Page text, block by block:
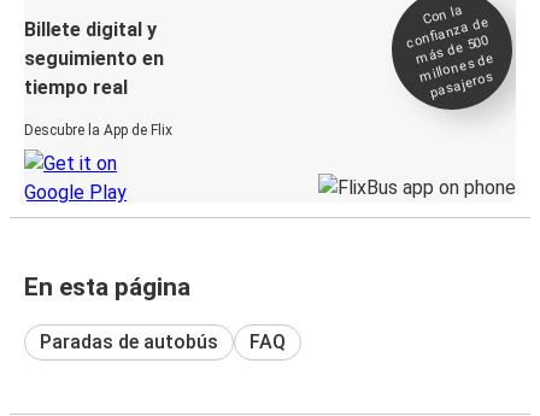
Billete digital y
seguimiento en
tiempo real
Descubre la App de Flix
Con la
confianza de
más de 500
millones de
pasajeros
En esta página
Paradas de autobús FAQ